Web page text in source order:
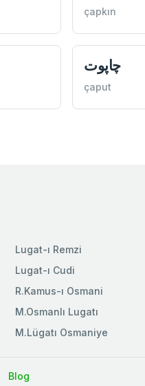
çapkın
چاپوت
çaput
Lugat-ı Remzi
Lugat-ı Cudi
R.Kamus-ı Osmani
M.Osmanlı Lugatı
M.Lügatı Osmaniye
Blog